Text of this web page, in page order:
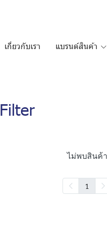
เกี่ยวกับเรา แบรนด์สินค้า
Filter
ไม่พบสินค้า
1